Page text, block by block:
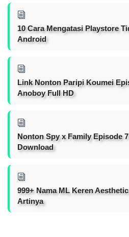
10 Cara Mengatasi Playstore
Android
Link Nonton Paripi Koumei
Anoboy Full HD
Nonton Spy x Family Episode
Download
999+ Nama ML Keren
Artinya